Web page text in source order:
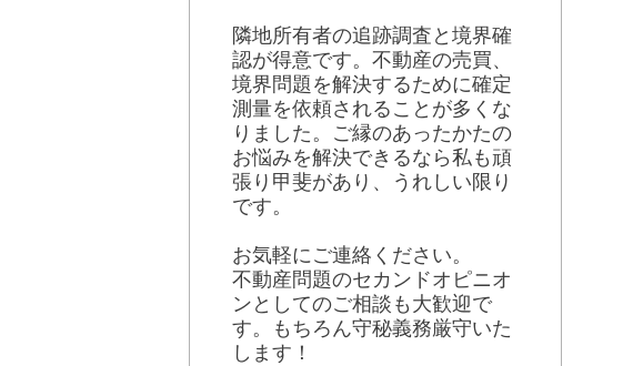
隣地所有者の追跡調査と境界確
認が得意です。不動産の売買、
境界問題を解決するために確定
測量を依頼されることが多くな
りました。ご縁のあったかたの
お悩みを解決できるなら私も頑
張り甲斐があり、うれしい限り
です。
お気軽にご連絡ください。
不動産問題のセカンドオピニオ
ンとしてのご相談も大歓迎で
す。もちろん守秘義務厳守いた
します！